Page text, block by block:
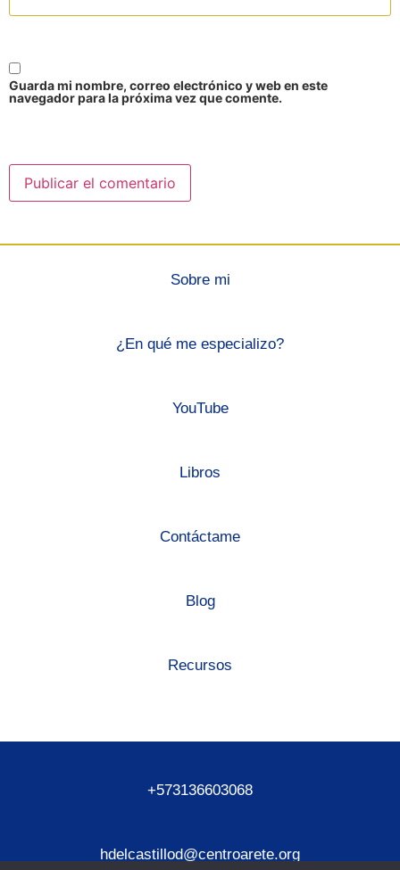
Guarda mi nombre, correo electrónico y web en este
navegador para la próxima vez que comente.
Sobre mi
¿En qué me especializo?
YouTube
Libros
Contáctame
Blog
Recursos
+573136603068
hdelcastillod@centroarete.org